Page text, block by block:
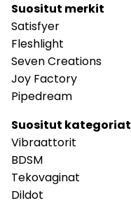
Suositut merkit
Satisfyer
Fleshlight
Seven Creations
Joy Factory
Pipedream
Suositut kategoriat
Vibraattorit
BDSM
Tekovaginat
Dildot